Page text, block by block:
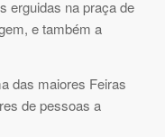
erguidas na praça de
e também a
das maiores Feiras
de pessoas a